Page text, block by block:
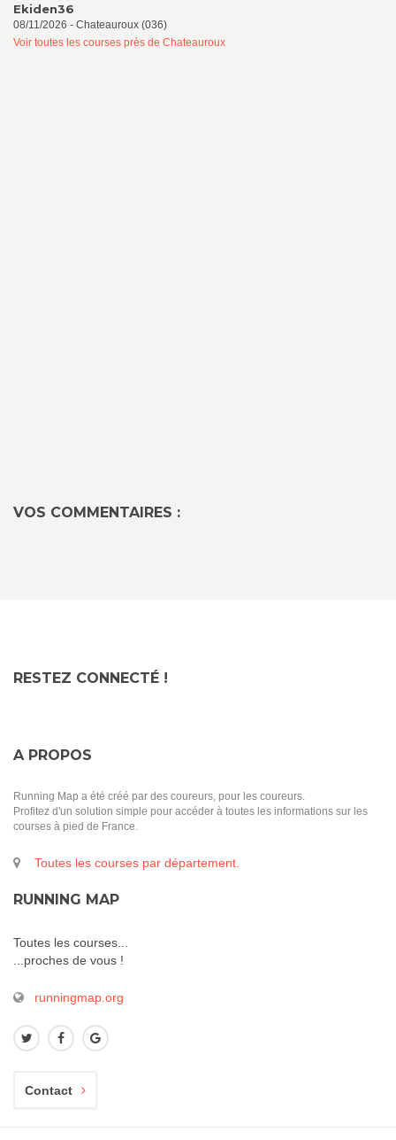
Ekiden36
08/11/2026 - Chateauroux (036)
Voir toutes les courses près de Chateauroux
VOS COMMENTAIRES :
RESTEZ CONNECTÉ !
A PROPOS
Running Map a été créé par des coureurs, pour les coureurs.
Profitez d'un solution simple pour accéder à toutes les informations sur les
courses à pied de France.
Toutes les courses par département.
RUNNING MAP
Toutes les courses...
...proches de vous !
runningmap.org
Contact